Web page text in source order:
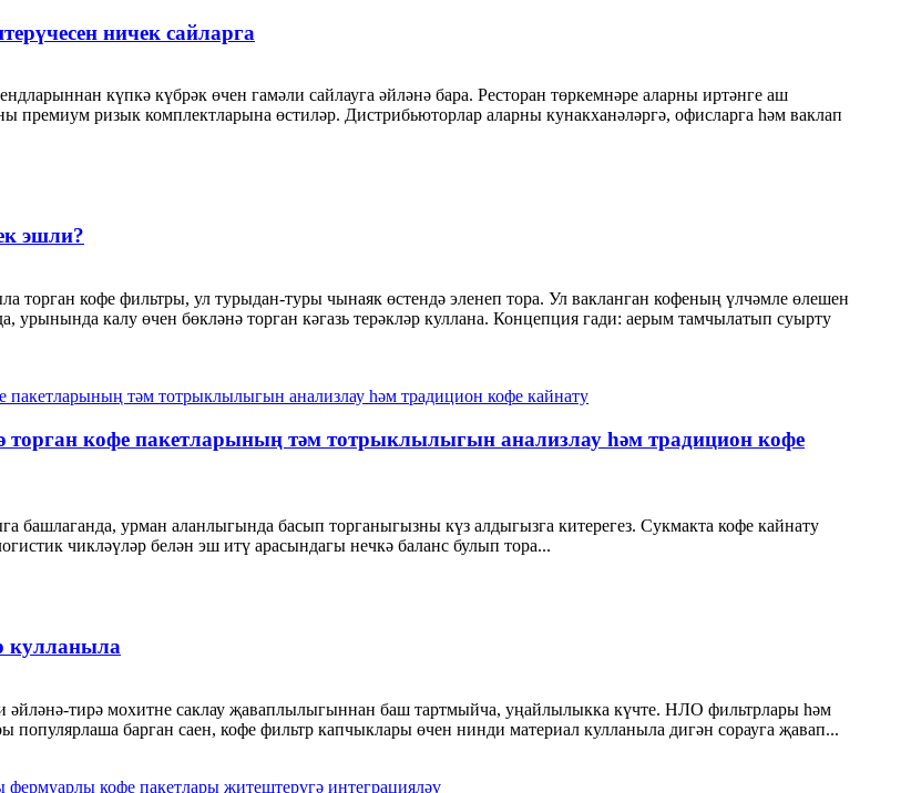
ничек сайларга
күпкә күбрәк өчен гамәли сайлауга әйләнә бара. Ресторан төркемнәре аларны иртәнге аш
премиум ризык комплектларына өстиләр. Дистрибьюторлар аларны кунакханәләргә, офисларга һәм ваклап
эшли?
торган кофе фильтры, ул турыдан-туры чынаяк өстендә эленеп тора. Ул вакланган кофеның үлчәмле өлешен
урынында калу өчен бөкләнә торган кәгазь терәкләр куллана. Концепция гади: аерым тамчылатып суырту
кофе пакетларының тәм тотрыклылыгын анализлау һәм традицион кофе
башлаганда, урман аланлыгында басып торганыгызны күз алдыгызга китерегез. Сукмакта кофе кайнату
чикләүләр белән эш итү арасындагы нечкә баланс булып тора...
кулланыла
әйләнә-тирә мохитне саклау җаваплылыгыннан баш тартмыйча, уңайлылыкка күчте. НЛО фильтрлары һәм
популярлаша барган саен, кофе фильтр капчыклары өчен нинди материал кулланыла дигән сорауга җавап...